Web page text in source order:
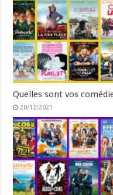
Quelles sont vos
20/12/2021